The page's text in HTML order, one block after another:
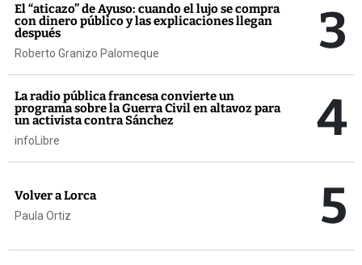
El “aticazo” de Ayuso: cuando el lujo se compra
con dinero público y las explicaciones llegan
después
Roberto Granizo Palomeque 3
La radio pública francesa convierte un
programa sobre la Guerra Civil en altavoz para
un activista contra Sánchez
infoLibre 4
Volver a Lorca
Paula Ortiz 5